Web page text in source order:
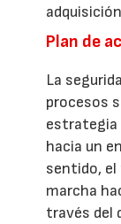
Plan de
La
procesos
estrategia
hacia un
sentido, el
marcha
través del